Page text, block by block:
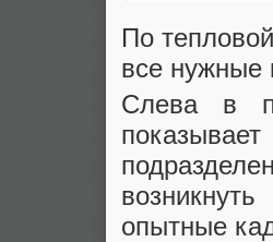
По
все нужные
Слева в
опытные